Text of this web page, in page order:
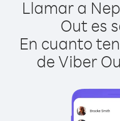
Llamar a
Out es
En cuanto
de Viber